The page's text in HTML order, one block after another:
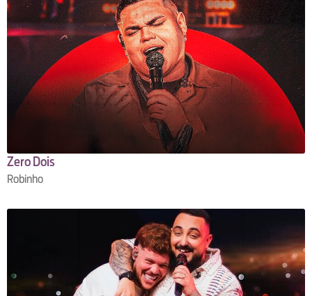
Zero Dois
Robinho